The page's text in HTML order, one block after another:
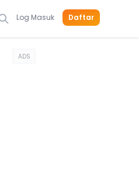
Log Masuk Daftar
ADS